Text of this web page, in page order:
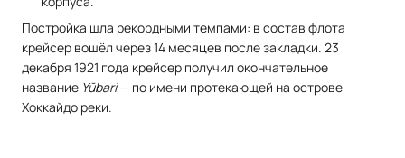
Постройка шла рекордными темпами: в состав флота
крейсер вошёл через 14 месяцев после закладки. 23
декабря 1921 года крейсер получил окончательное
название Yūbari— по имени протекающей на острове
Хоккайдо реки.